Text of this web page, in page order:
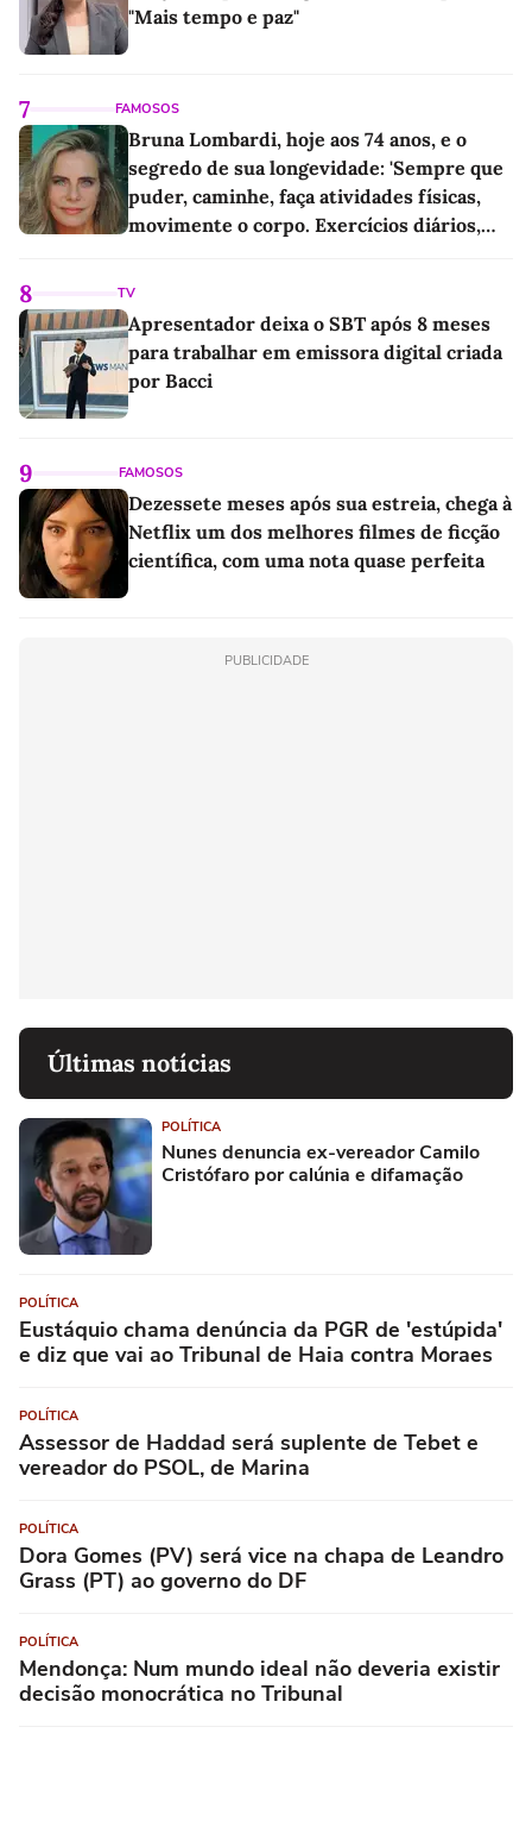
"Mais tempo e paz"
7 FAMOSOS
Bruna Lombardi, hoje aos 74 anos, e o
segredo de sua longevidade: 'Sempre que
puder, caminhe, faça atividades físicas,
movimente o corpo. Exercícios diários,
8 TV
Apresentador deixa o SBT após 8 meses
para trabalhar em emissora digital criada
por Bacci
9 FAMOSOS
Dezessete meses após sua estreia, chega à
Netflix um dos melhores filmes de ficção
científica, com uma nota quase perfeita
PUBLICIDADE
Últimas notícias
POLÍTICA
Nunes denuncia ex-vereador Camilo
Cristófaro por calúnia e difamação
POLÍTICA
Eustáquio chama denúncia da PGR de 'estúpida'
e diz que vai ao Tribunal de Haia contra Moraes
POLÍTICA
Assessor de Haddad será suplente de Tebet e
vereador do PSOL, de Marina
POLÍTICA
Dora Gomes (PV) será vice na chapa de Leandro
Grass (PT) ao governo do DF
POLÍTICA
Mendonça: Num mundo ideal não deveria existir
decisão monocrática no Tribunal